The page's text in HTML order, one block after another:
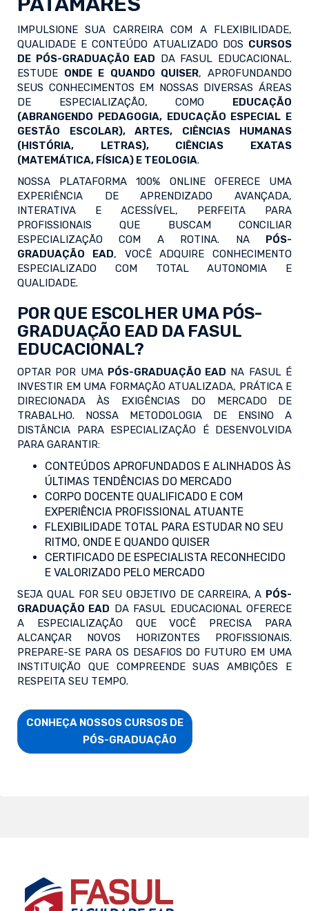
IMPULSIONE SUA CARREIRA COM A FLEXIBILIDADE,
QUALIDADE E CONTEÚDO ATUALIZADO DOS CURSOS
DE PÓS-GRADUAÇÃO EAD DA FASUL EDUCACIONAL.
ESTUDE ONDE E QUANDO QUISER, APROFUNDANDO
SEUS CONHECIMENTOS EM NOSSAS DIVERSAS ÁREAS
DE ESPECIALIZAÇÃO, COMO EDUCAÇÃO
(ABRANGENDO PEDAGOGIA, EDUCAÇÃO ESPECIAL E
GESTÃO ESCOLAR), ARTES, CIÊNCIAS HUMANAS
(HISTÓRIA, LETRAS), CIÊNCIAS EXATAS
(MATEMÁTICA, FÍSICA) E TEOLOGIA.
NOSSA PLATAFORMA 100% ONLINE OFERECE UMA
EXPERIÊNCIA DE APRENDIZADO AVANÇADA,
INTERATIVA E ACESSÍVEL, PERFEITA PARA
PROFISSIONAIS QUE BUSCAM CONCILIAR
ESPECIALIZAÇÃO COM A ROTINA. NA PÓS-
GRADUAÇÃO EAD, VOCÊ ADQUIRE CONHECIMENTO
ESPECIALIZADO COM TOTAL AUTONOMIA E
QUALIDADE.
POR QUE ESCOLHER UMA PÓS-
GRADUAÇÃO EAD DA FASUL
EDUCACIONAL?
OPTAR POR UMA PÓS-GRADUAÇÃO EAD NA FASUL É
INVESTIR EM UMA FORMAÇÃO ATUALIZADA, PRÁTICA E
DIRECIONADA ÀS EXIGÊNCIAS DO MERCADO DE
TRABALHO. NOSSA METODOLOGIA DE ENSINO A
DISTÂNCIA PARA ESPECIALIZAÇÃO É DESENVOLVIDA
PARA GARANTIR:
CONTEÚDOS APROFUNDADOS E ALINHADOS ÀS
ÚLTIMAS TENDÊNCIAS DO MERCADO
CORPO DOCENTE QUALIFICADO E COM
EXPERIÊNCIA PROFISSIONAL ATUANTE
FLEXIBILIDADE TOTAL PARA ESTUDAR NO SEU
RITMO, ONDE E QUANDO QUISER
CERTIFICADO DE ESPECIALISTA RECONHECIDO
E VALORIZADO PELO MERCADO
SEJA QUAL FOR SEU OBJETIVO DE CARREIRA, A PÓS-
GRADUAÇÃO EAD DA FASUL EDUCACIONAL OFERECE
A ESPECIALIZAÇÃO QUE VOCÊ PRECISA PARA
ALCANÇAR NOVOS HORIZONTES PROFISSIONAIS.
PREPARE-SE PARA OS DESAFIOS DO FUTURO EM UMA
INSTITUIÇÃO QUE COMPREENDE SUAS AMBIÇÕES E
RESPEITA SEU TEMPO.
CONHEÇA NOSSOS CURSOS DE
                        PÓS-GRADUAÇÃO